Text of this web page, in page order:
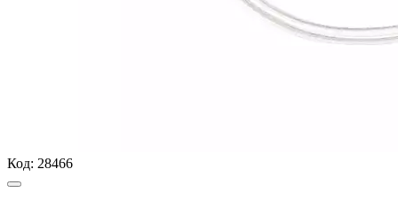
Код: 28466